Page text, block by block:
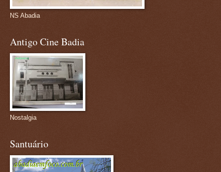
NS Abadia
Antigo Cine Badia
Nostalgia
Santuário